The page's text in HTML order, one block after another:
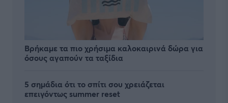
Βρήκαμε τα πιο χρήσιμα καλοκαιρινά δώρα για
όσους αγαπούν τα ταξίδια
5 σημάδια ότι το σπίτι σου χρειάζεται
επειγόντως summer reset